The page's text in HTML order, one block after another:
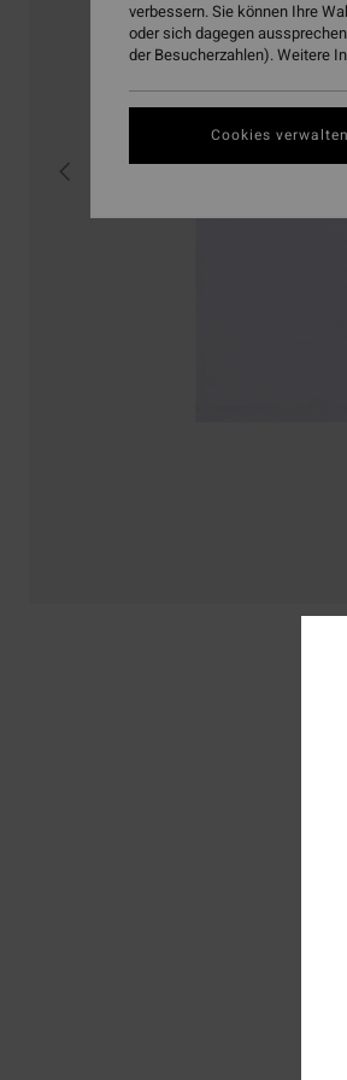
verbessern. Sie können Ihre
oder sich dagegen
der Besucherzahlen). Weitere
Cookies verwalten